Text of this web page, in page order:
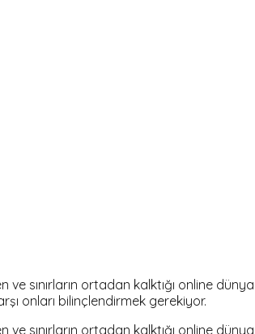
sınırların ortadan kalktığı online
onları bilinçlendirmek gerekiyor.
sınırların ortadan kalktığı online